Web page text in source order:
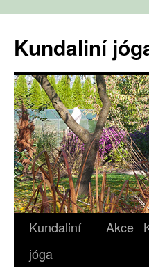
obsahu
webu
Kundaliní
Kundaliní
jóga
Akce